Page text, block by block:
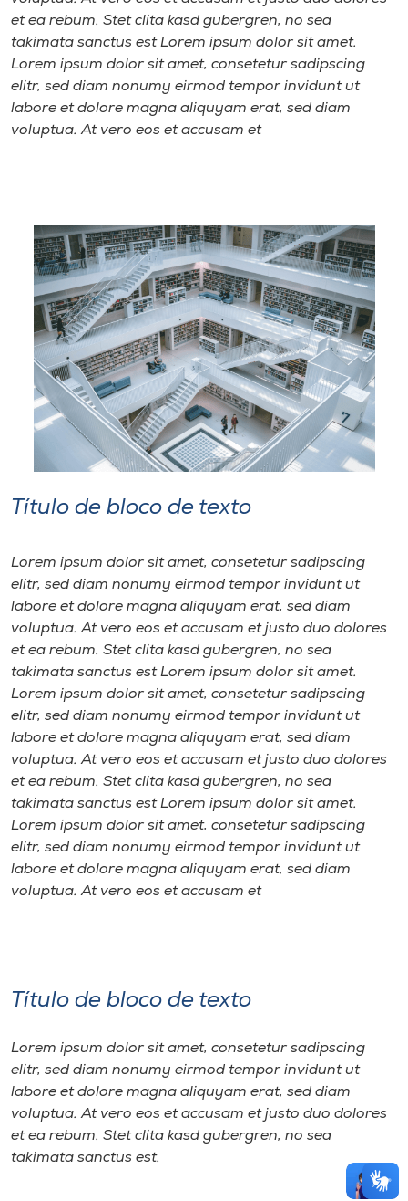
et ea rebum. Stet clita kasd gubergren, no sea
takimata sanctus est Lorem ipsum dolor sit amet.
Lorem ipsum dolor sit amet, consetetur sadipscing
elitr, sed diam nonumy eirmod tempor invidunt ut
labore et dolore magna aliquyam erat, sed diam
voluptua. At vero eos et accusam et
Título de bloco de texto
Lorem ipsum dolor sit amet, consetetur sadipscing
elitr, sed diam nonumy eirmod tempor invidunt ut
labore et dolore magna aliquyam erat, sed diam
voluptua. At vero eos et accusam et justo duo dolores
et ea rebum. Stet clita kasd gubergren, no sea
takimata sanctus est Lorem ipsum dolor sit amet.
Lorem ipsum dolor sit amet, consetetur sadipscing
elitr, sed diam nonumy eirmod tempor invidunt ut
labore et dolore magna aliquyam erat, sed diam
voluptua. At vero eos et accusam et justo duo dolores
et ea rebum. Stet clita kasd gubergren, no sea
takimata sanctus est Lorem ipsum dolor sit amet.
Lorem ipsum dolor sit amet, consetetur sadipscing
elitr, sed diam nonumy eirmod tempor invidunt ut
labore et dolore magna aliquyam erat, sed diam
voluptua. At vero eos et accusam et
Título de bloco de texto
Lorem ipsum dolor sit amet, consetetur sadipscing
elitr, sed diam nonumy eirmod tempor invidunt ut
labore et dolore magna aliquyam erat, sed diam
voluptua. At vero eos et accusam et justo duo dolores
et ea rebum. Stet clita kasd gubergren, no sea
takimata sanctus est.